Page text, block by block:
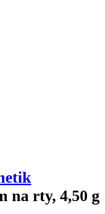
na rty, 4,50 g